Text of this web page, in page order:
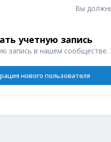
Вы
учетную запись
запись в нашем сообществе.
нового пользователя